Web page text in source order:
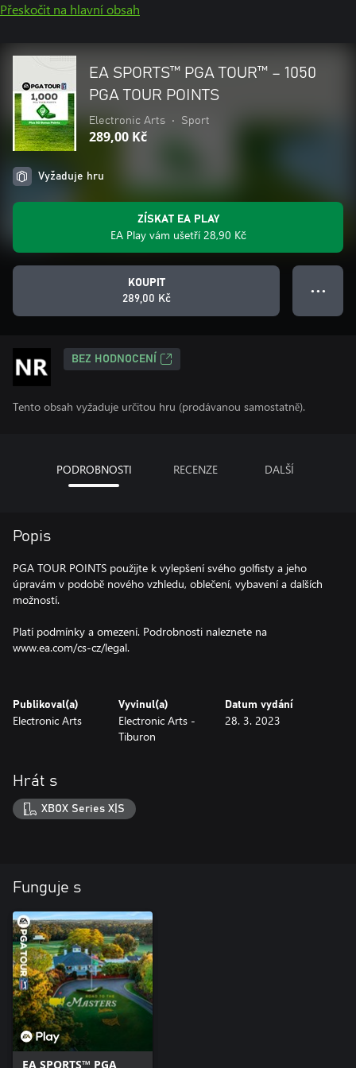
Přeskočit na hlavní obsah
EA SPORTS™ PGA TOUR™ – 1050
PGA TOUR POINTS
Electronic Arts • Sport
289,00 Kč
Vyžaduje hru
ZÍSKAT EA PLAY
EA Play vám ušetří 28,90 Kč
KOUPIT
289,00 Kč
● ● ●
BEZ HODNOCENÍ
Tento obsah vyžaduje určitou hru (prodávanou samostatně).
PODROBNOSTI RECENZE DALŠÍ
Popis
PGA TOUR POINTS použijte k vylepšení svého golfisty a jeho
úpravám v podobě nového vzhledu, oblečení, vybavení a dalších
možností.
Platí podmínky a omezení. Podrobnosti naleznete na
www.ea.com/cs-cz/legal.
Publikoval(a)
Electronic Arts
Vyvinul(a)
Electronic Arts -
Tiburon
Datum vydání
28. 3. 2023
Hrát s
XBOX Series X|S
Funguje s
EA SPORTS™ PGA